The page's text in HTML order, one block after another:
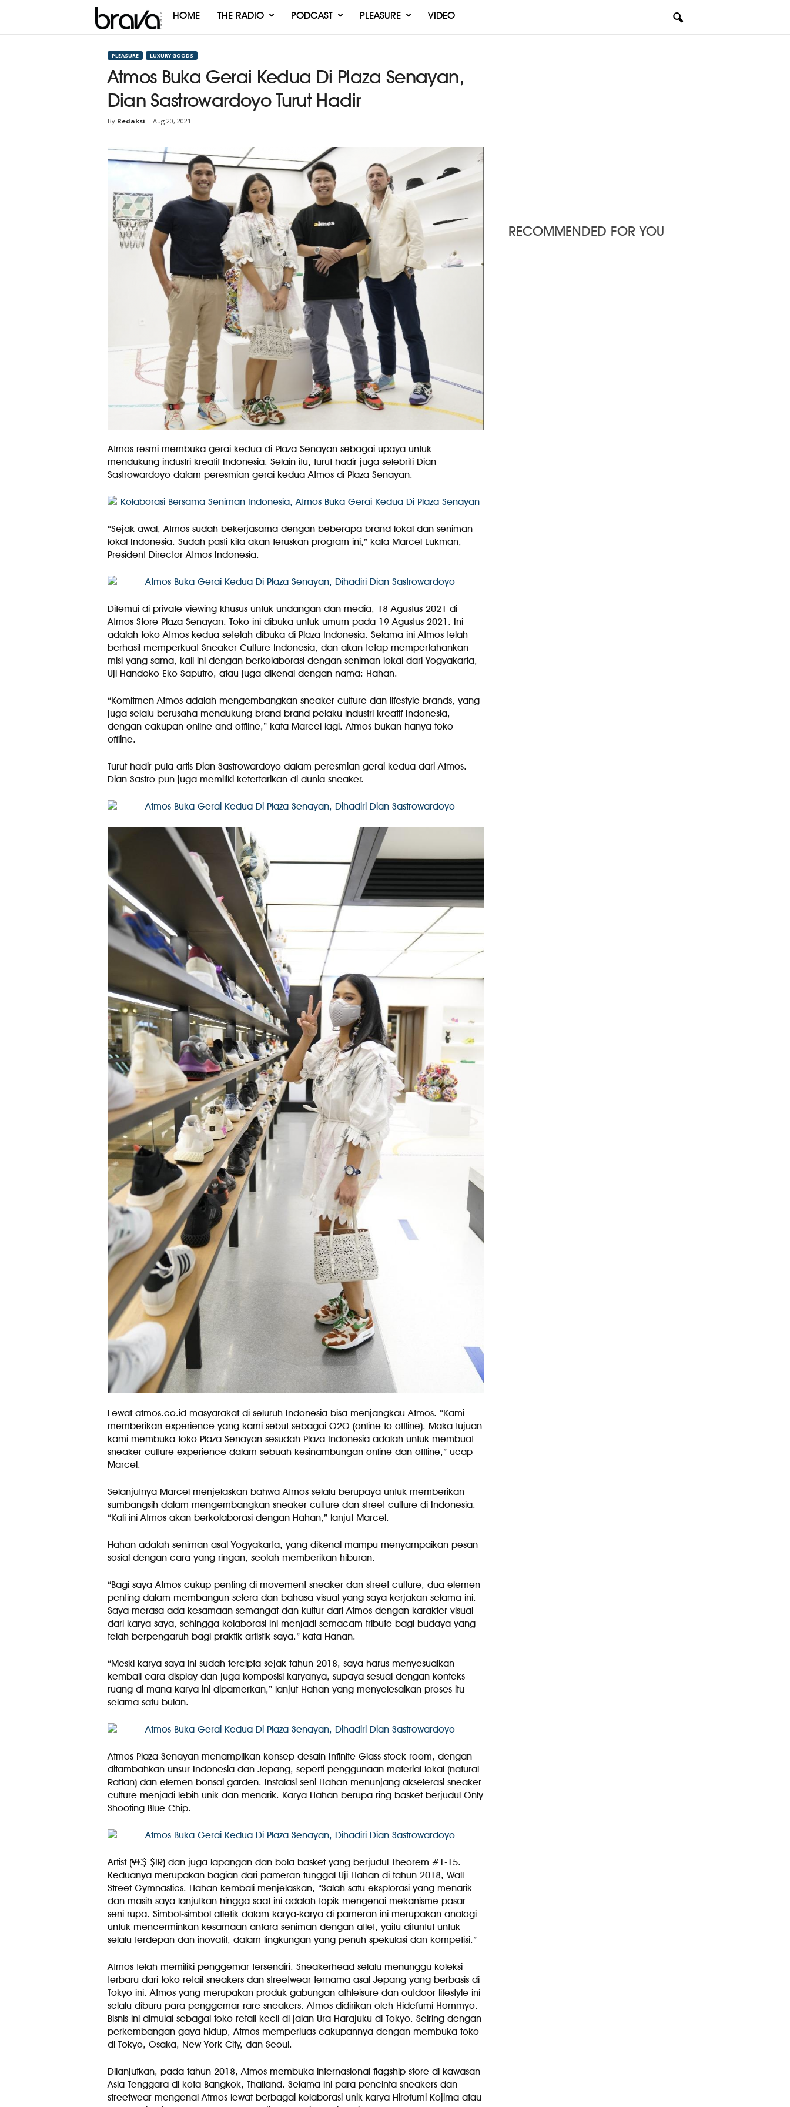
Brava
HOME THE RADIO PODCAST PLEASURE VIDEO
PLEASURE LUXURY GOODS
Atmos Buka Gerai Kedua Di Plaza Senayan,
Dian Sastrowardoyo Turut Hadir
By Redaksi - Aug 20, 2021
Atmos resmi membuka gerai kedua di Plaza Senayan sebagai upaya untuk
mendukung industri kreatif Indonesia. Selain itu, turut hadir juga selebriti Dian
Sastrowardoyo dalam peresmian gerai kedua Atmos di Plaza Senayan.
“Sejak awal, Atmos sudah bekerjasama dengan beberapa brand lokal dan seniman
lokal Indonesia. Sudah pasti kita akan teruskan program ini,” kata Marcel Lukman,
President Director Atmos Indonesia.
Ditemui di private viewing khusus untuk undangan dan media, 18 Agustus 2021 di
Atmos Store Plaza Senayan. Toko ini dibuka untuk umum pada 19 Agustus 2021. Ini
adalah toko Atmos kedua setelah dibuka di Plaza Indonesia. Selama ini Atmos telah
berhasil memperkuat Sneaker Culture Indonesia, dan akan tetap mempertahankan
misi yang sama, kali ini dengan berkolaborasi dengan seniman lokal dari Yogyakarta,
Uji Handoko Eko Saputro, atau juga dikenal dengan nama: Hahan.
“Komitmen Atmos adalah mengembangkan sneaker culture dan lifestyle brands, yang
juga selalu berusaha mendukung brand-brand pelaku industri kreatif Indonesia,
dengan cakupan online and offline,” kata Marcel lagi. Atmos bukan hanya toko
offline.
Turut hadir pula artis Dian Sastrowardoyo dalam peresmian gerai kedua dari Atmos.
Dian Sastro pun juga memiliki ketertarikan di dunia sneaker.
Lewat atmos.co.id masyarakat di seluruh Indonesia bisa menjangkau Atmos. “Kami
memberikan experience yang kami sebut sebagai O2O (online to offline). Maka tujuan
kami membuka toko Plaza Senayan sesudah Plaza Indonesia adalah untuk membuat
sneaker culture experience dalam sebuah kesinambungan online dan offline,” ucap
Marcel.
Selanjutnya Marcel menjelaskan bahwa Atmos selalu berupaya untuk memberikan
sumbangsih dalam mengembangkan sneaker culture dan street culture di Indonesia.
“Kali ini Atmos akan berkolaborasi dengan Hahan,” lanjut Marcel.
Hahan adalah seniman asal Yogyakarta, yang dikenal mampu menyampaikan pesan
sosial dengan cara yang ringan, seolah memberikan hiburan.
“Bagi saya Atmos cukup penting di movement sneaker dan street culture, dua elemen
penting dalam membangun selera dan bahasa visual yang saya kerjakan selama ini.
Saya merasa ada kesamaan semangat dan kultur dari Atmos dengan karakter visual
dari karya saya, sehingga kolaborasi ini menjadi semacam tribute bagi budaya yang
telah berpengaruh bagi praktik artistik saya.” kata Hanan.
“Meski karya saya ini sudah tercipta sejak tahun 2018, saya harus menyesuaikan
kembali cara display dan juga komposisi karyanya, supaya sesuai dengan konteks
ruang di mana karya ini dipamerkan,” lanjut Hahan yang menyelesaikan proses itu
selama satu bulan.
Atmos Plaza Senayan menampilkan konsep desain Infinite Glass stock room, dengan
ditambahkan unsur Indonesia dan Jepang, seperti penggunaan material lokal (natural
Rattan) dan elemen bonsai garden. Instalasi seni Hahan menunjang akselerasi sneaker
culture menjadi lebih unik dan menarik. Karya Hahan berupa ring basket berjudul Only
Shooting Blue Chip.
Artist (¥€$ $IR) dan juga lapangan dan bola basket yang berjudul Theorem #1-15.
Keduanya merupakan bagian dari pameran tunggal Uji Hahan di tahun 2018, Wall
Street Gymnastics. Hahan kembali menjelaskan, “Salah satu eksplorasi yang menarik
dan masih saya lanjutkan hingga saat ini adalah topik mengenai mekanisme pasar
seni rupa. Simbol-simbol atletik dalam karya-karya di pameran ini merupakan analogi
untuk mencerminkan kesamaan antara seniman dengan atlet, yaitu dituntut untuk
selalu terdepan dan inovatif, dalam lingkungan yang penuh spekulasi dan kompetisi.”
Atmos telah memiliki penggemar tersendiri. Sneakerhead selalu menunggu koleksi
terbaru dari toko retail sneakers dan streetwear ternama asal Jepang yang berbasis di
Tokyo ini. Atmos yang merupakan produk gabungan athleisure dan outdoor lifestyle ini
selalu diburu para penggemar rare sneakers. Atmos didirikan oleh Hidefumi Hommyo.
Bisnis ini dimulai sebagai toko retail kecil di jalan Ura-Harajuku di Tokyo. Seiring dengan
perkembangan gaya hidup, Atmos memperluas cakupannya dengan membuka toko
di Tokyo, Osaka, New York City, dan Seoul.
Dilanjutkan, pada tahun 2018, Atmos membuka internasional flagship store di kawasan
Asia Tenggara di kota Bangkok, Thailand. Selama ini para pencinta sneakers dan
streetwear mengenal Atmos lewat berbagai kolaborasi unik karya Hirofumi Kojima atau
RECOMMENDED FOR YOU